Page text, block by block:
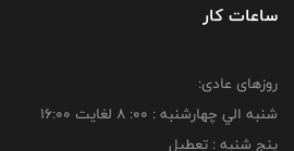
ساعات کار
روزهای عادی:
شنبه الي چهارشنبه : 00: 8 لغايت 16:00
پنج شنبه : تعطیل